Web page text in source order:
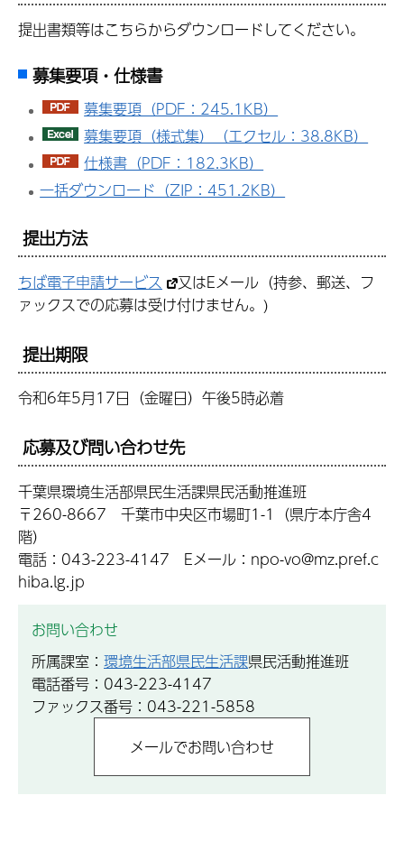
提出書類等はこちらからダウンロードしてください。
募集要項・仕様書
募集要項（PDF：245.1KB）
募集要項（様式集）（エクセル：38.8KB）
仕様書（PDF：182.3KB）
一括ダウンロード（ZIP：451.2KB）
提出方法
ちば電子申請サービス
又はEメール（持参、郵送、フ
ァックスでの応募は受け付けません。)
提出期限
令和6年5月17日（金曜日）午後5時必着
応募及び問い合わせ先
千葉県環境生活部県民生活課県民活動推進班
〒260-8667 千葉市中央区市場町1-1（県庁本庁舎4
階）
電話：043-223-4147 Eメール：npo-vo@mz.pref.c
hiba.lg.jp
お問い合わせ
所属課室： 環境生活部県民生活課県民活動推進班
電話番号：043-223-4147
ファックス番号：043-221-5858